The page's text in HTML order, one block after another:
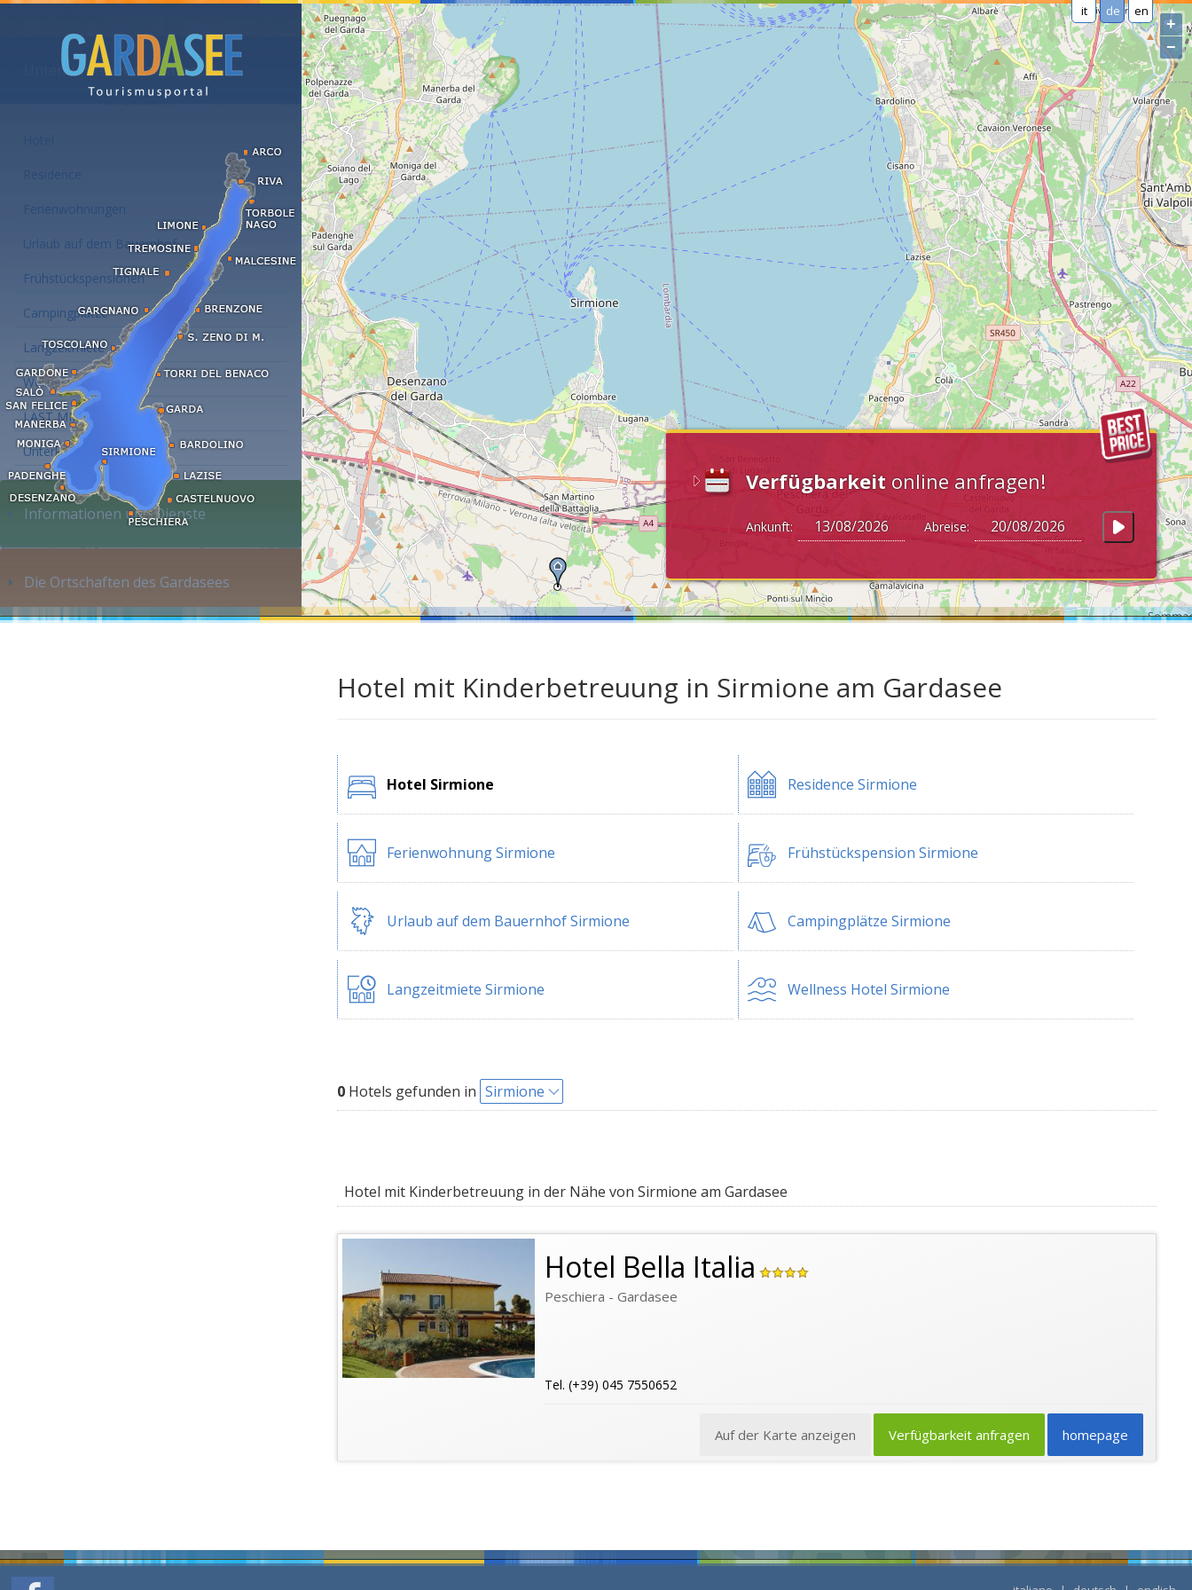
it de en
Verfügbarkeit online anfragen!
Ankunft: Abreise:
+
−
Unterkünfte am Gardasee
Ferienwohnungen
Urlaub auf dem Bauernhof
Frühstückspensionen
Campingplätze
Langzeitmiete
Wellness Hotel
LAST MINUTE
Unterkunft suchen...
Informationen und Dienste
Die Ortschaften des Gardasees
Hotel mit Kinderbetreuung in Sirmione am Gardasee
Hotel Sirmione Residence Sirmione
Ferienwohnung Sirmione Frühstückspension Sirmione
Urlaub auf dem Bauernhof Sirmione Campingplätze Sirmione
Langzeitmiete Sirmione Wellness Hotel Sirmione
0 Hotels gefunden in Sirmione
Hotel mit Kinderbetreuung in der Nähe von Sirmione am Gardasee
Hotel Bella Italia
Peschiera - Gardasee
Tel. (+39) 045 7550652
homepage
Verfügbarkeit anfragen
Auf der Karte anzeigen